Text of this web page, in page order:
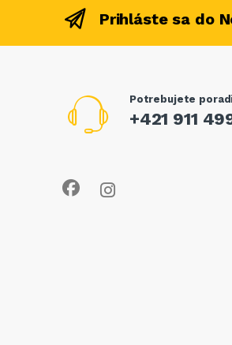
Prihláste sa do
Potrebujete
+421 911